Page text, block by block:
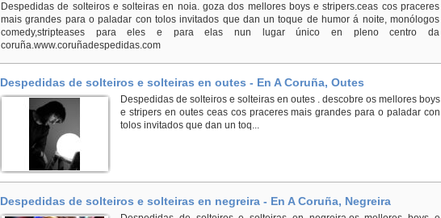
Despedidas de solteiros e solteiras en noia. goza dos mellores boys e stripers.ceas cos praceres
mais grandes para o paladar con tolos invitados que dan un toque de humor á noite, monólogos
comedy,stripteases para eles e para elas nun lugar único en pleno centro da
coruña.www.coruñadespedidas.com
Despedidas de solteiros e solteiras en outes - En A Coruña, Outes
Despedidas de solteiros e solteiras en outes . descobre os mellores boys
e stripers en outes ceas cos praceres mais grandes para o paladar con
tolos invitados que dan un toq...
Despedidas de solteiros e solteiras en negreira - En A Coruña, Negreira